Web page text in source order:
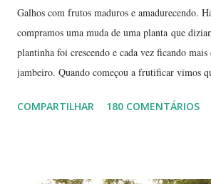
Galhos com frutos maduros e amadurecendo.
compramos uma muda de uma planta que
plantinha foi crescendo e cada vez ficando
jambeiro. Quando começou a frutificar vimos
pequena, tem mais ou menos um quarto do
COMPARTILHAR 180 COMENTÁRIOS